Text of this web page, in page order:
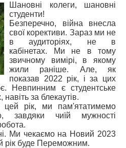
Шановні колеги, шановні
студенти!
Безперечно, війна внесла
свої корективи. Зараз ми не
в аудиторіях, не в
кабінетах. Ми не в тому
звичному вимірі, в якому
жили раніше. Але, як
показав 2022 рік, і за цих
Невпинним є студентське
за блекаутів.
рік, ми пам'ятатимемо
завдяки чиїй мужності
Ми чекаємо на Новий 2023
рік буде Переможним.